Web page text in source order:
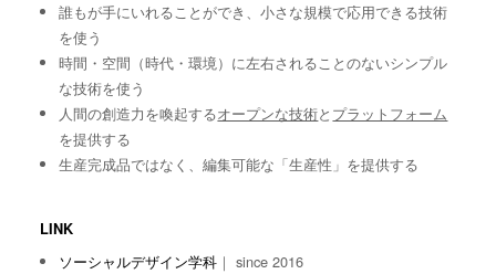
誰もが手にいれることができ、小さな規模で応用できる技術
を使う
時間・空間（時代・環境）に左右されることのないシンプル
な技術を使う
人間の創造力を喚起するオープンな技術と プラットフォーム
を提供する
生産完成品ではなく、編集可能な「生産性」を提供する
LINK
ソーシャルデザイン学科 ｜ since 2016